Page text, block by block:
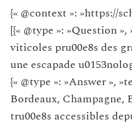
{« @context »: »https://
[{« @type »: »Question
viticoles pru00e8s des
une escapade
{« @type »: »Answer »,
Bordeaux, Champagne,
tru00e8s accessibles